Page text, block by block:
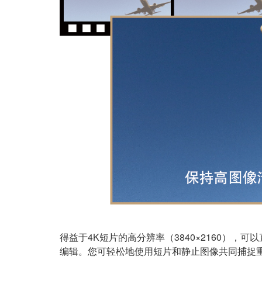
得益于4K短片的高分辨率（3840×2160），可
编辑。您可轻松地使用短片和静止图像共同捕捉